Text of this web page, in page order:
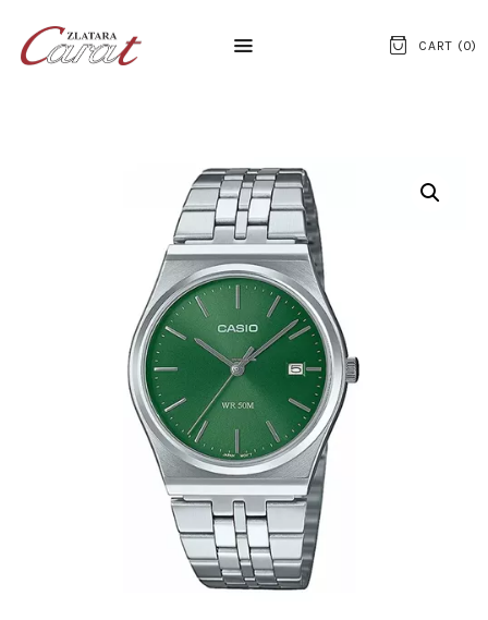
CART (0)
NASLOVNA
O NAMA
KONTAKT
SATOVI
SREBRNI NAKIT
ZLATNI NAKIT